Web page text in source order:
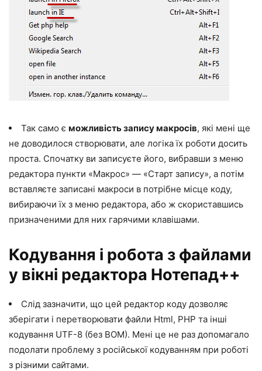
Так само є можливість запису макросів, які мені ще
не доводилося створювати, але логіка їх роботи досить
проста. Спочатку ви записуєте його, вибравши з меню
редактора пункти «Макрос» — «Старт запису», а потім
вставляєте записані макроси в потрібне місце коду,
вибираючи їх з меню редактора, або ж скориставшись
призначеними для них гарячими клавішами.
Кодування і робота з файлами
у вікні редактора Нотепад++
Слід зазначити, що цей редактор коду дозволяє
зберігати і перетворювати файли Html, PHP та інші
кодування UTF-8 (без BOM). Мені це не раз допомагало
подолати проблему з російської кодуванням при роботі
з різними сайтами.